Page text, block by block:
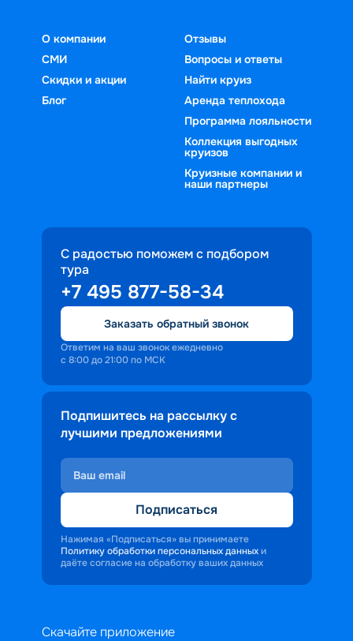
О компании
СМИ
Скидки и акции
Блог
Отзывы
Вопросы и ответы
Найти круиз
Аренда теплохода
Программа лояльности
Коллекция выгодных
круизов
Круизные компании и
наши партнеры
С радостью поможем с подбором
тура
+7 495 877-58-34
Заказать обратный звонок
Ответим на ваш звонок ежедневно
с 8:00 до 21:00 по МСК
Подпишитесь на рассылку с
лучшими предложениями
Подписаться
Нажимая «Подписаться» вы принимаете
Политику обработки персональных данных и
даёте согласие на обработку ваших данных
Скачайте приложение